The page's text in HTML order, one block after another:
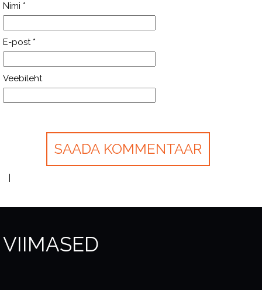
Nimi *
E-post *
Veebileht
VIIMASED